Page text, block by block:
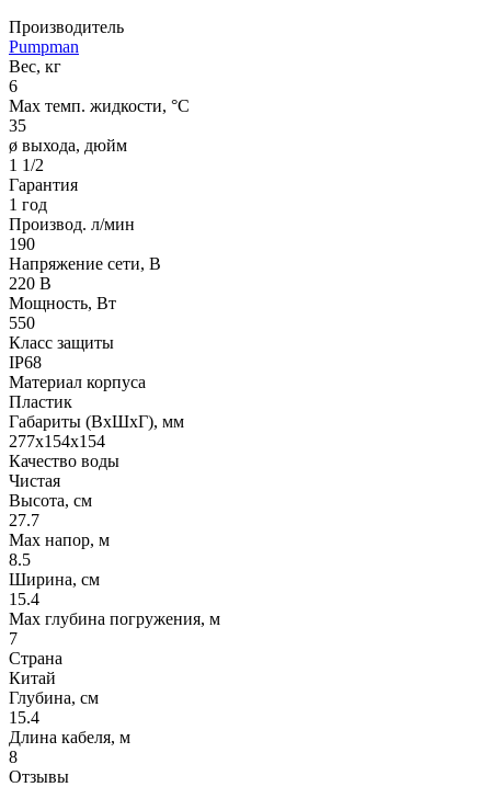
Производитель
Pumpman
Вес, кг
6
Max темп. жидкости, °С
35
ø выхода, дюйм
1 1/2
Гарантия
1 год
Производ. л/мин
190
Напряжение сети, В
220 В
Мощность, Вт
550
Класс защиты
IP68
Материал корпуса
Пластик
Габариты (ВхШхГ), мм
277х154х154
Качество воды
Чистая
Высота, см
27.7
Max напор, м
8.5
Ширина, см
15.4
Max глубина погружения, м
7
Страна
Китай
Глубина, см
15.4
Длина кабеля, м
8
Отзывы